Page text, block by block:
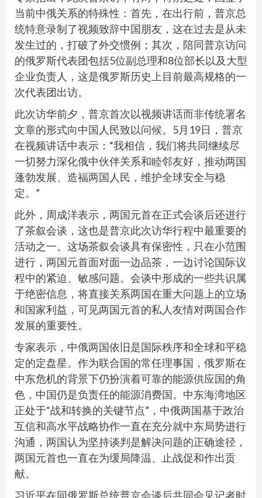
当前中俄关系的特殊性：首先，在出行前，普京总
统特意录制了视频致辞中国朋友，这在过去是从未
发生过的，打破了外交惯例；其次，陪同普京访问
的俄罗斯代表团包括5位副总理和8位部长以及大型
企业负责人，这是俄罗斯历史上目前最高规格的一
次代表团出访。
此次访华前夕，普京首次以视频讲话而非传统署名
文章的形式向中国人民致以问候。5月19日，普京
在视频讲话中表示：“我相信，我们将共同继续尽
一切努力深化俄中伙伴关系和睦邻友好，推动两国
蓬勃发展、造福两国人民，维护全球安全与稳
定。”
此外，周成洋表示，两国元首在正式会谈后还进行
了茶叙会谈，这也是普京此次访华行程中最重要的
活动之一。这场茶叙会谈具有保密性，只在小范围
进行，两国元首面对面一边品茶，一边讨论国际议
程中的紧迫、敏感问题。会谈中形成的一些共识属
于绝密信息，将直接关系两国在重大问题上的立场
和国家利益，可见两国元首的私人友情对两国合作
发展的重要性。
专家表示，中俄两国依旧是国际秩序和全球和平稳
定的定盘星。作为联合国的常任理事国，俄罗斯在
中东危机的背景下仍扮演着可靠的能源供应国的角
色，中国仍是负责任的能源消费国。中东海湾地区
正处于“战和转换的关键节点”，中俄两国基于政治
互信和高水平战略协作一直在充分就中东局势进行
沟通，两国认为坚持谈判是解决问题的正确途径，
两国元首也一直在为缓局降温、止战促和作出贡
献。
习近平在同俄罗斯总统普京会谈后共同会见记者时